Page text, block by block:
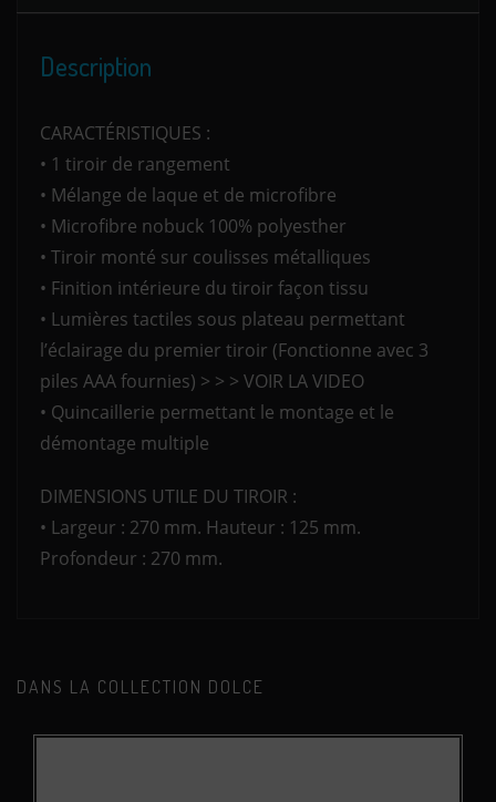
Description
CARACTÉRISTIQUES :
• 1 tiroir de rangement
• Mélange de laque et de microfibre
• Microfibre nobuck 100% polyesther
• Tiroir monté sur coulisses métalliques
• Finition intérieure du tiroir façon tissu
• Lumières tactiles sous plateau permettant
l’éclairage du premier tiroir (Fonctionne avec 3
piles AAA fournies) > > > VOIR LA VIDEO
• Quincaillerie permettant le montage et le
démontage multiple
DIMENSIONS UTILE DU TIROIR :
• Largeur : 270 mm. Hauteur : 125 mm.
Profondeur : 270 mm.
DANS LA COLLECTION DOLCE